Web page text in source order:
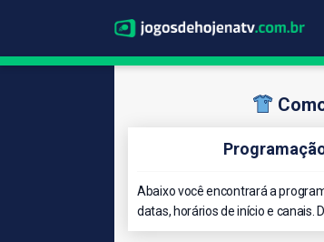
Abaixo você encontrará a
datas, horários de início e canais.